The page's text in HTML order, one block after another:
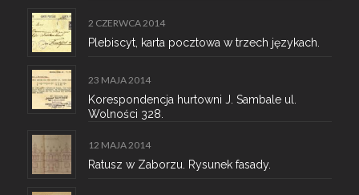
2 CZERWCA 2014
Plebiscyt, karta pocztowa w trzech językach.
23 MAJA 2014
Korespondencja hurtowni J. Sambale ul.
Wolności 328.
12 MAJA 2014
Ratusz w Zaborzu. Rysunek fasady.